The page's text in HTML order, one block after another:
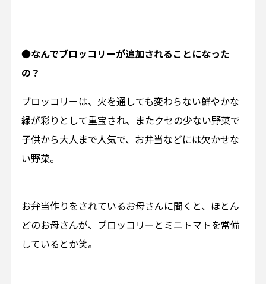
●なんでブロッコリーが追加されることになった
の？
ブロッコリーは、火を通しても変わらない鮮やかな
緑が彩りとして重宝され、またクセの少ない野菜で
子供から大人まで人気で、お弁当などには欠かせな
い野菜。
お弁当作りをされているお母さんに聞くと、ほとん
どのお母さんが、ブロッコリーとミニトマトを常備
しているとか笑。